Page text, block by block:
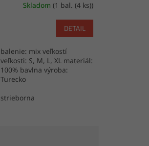
Skladom (1 bal. (4 ks))
DETAIL
balenie: mix veľkostí
veľkosti: S, M, L, XL materiál:
100% bavlna výroba:
Turecko
strieborna